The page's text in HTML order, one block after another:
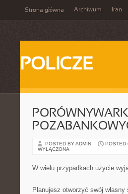
Strona główna Archiwum Iran
POLICZE
POSTED BY ADMIN POSTED
WYŁĄCZONA
W wielu przypadkach użycie
Planujesz otworzyć swój